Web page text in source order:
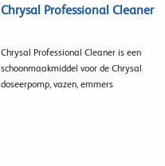
Chrysal Professional Cleaner
Chrysal Professional Cleaner is een
schoonmaakmiddel voor de Chrysal
doseerpomp, vazen, emmers